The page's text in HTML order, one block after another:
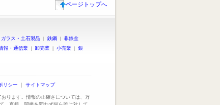
ページトップへ
ガラス・土石製品 | 鉄鋼 | 非鉄金
報・通信業 | 卸売業 | 小売業 | 銀
リシー ｜ サイトマップ
ります。情報の正確さについては、万